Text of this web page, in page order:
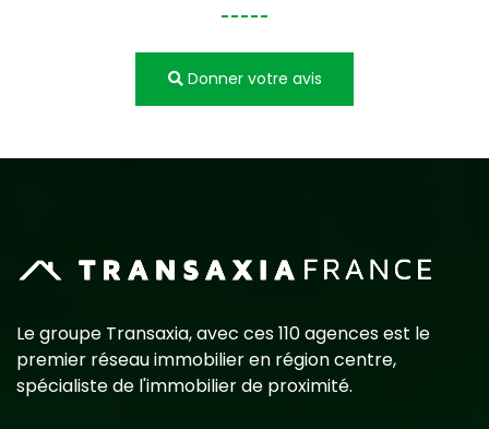
Donner votre avis
Le groupe Transaxia, avec ces 110 agences est le
premier réseau immobilier en région centre,
spécialiste de l'immobilier de proximité.